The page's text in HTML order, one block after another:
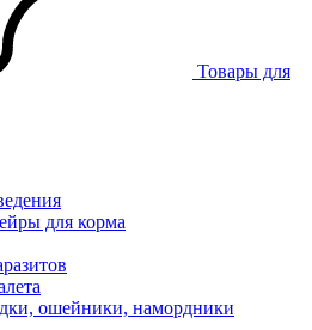
Товары для
для корма
ошейники, намордники